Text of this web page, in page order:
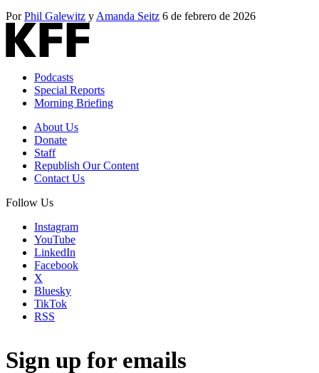
PorPhil Galewitz y Amanda Seitz 6 de febrero de 2026
Podcasts
Special Reports
Morning Briefing
About Us
Donate
Staff
Republish Our Content
Contact Us
Follow Us
Instagram
YouTube
LinkedIn
Facebook
X
Bluesky
TikTok
RSS
Sign up for emails